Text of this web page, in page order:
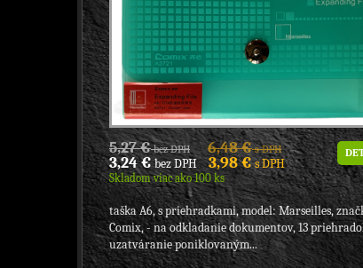
5,27 €bez DPH 6,48 €s DPH
3,24 €bez DPH 3,98 €s DPH
Skladom viac ako 100 ks
taška A6, s priehradkami, model: Marseilles,
Comix, - na odkladanie dokumentov, 13
uzatváranie poniklovaným...